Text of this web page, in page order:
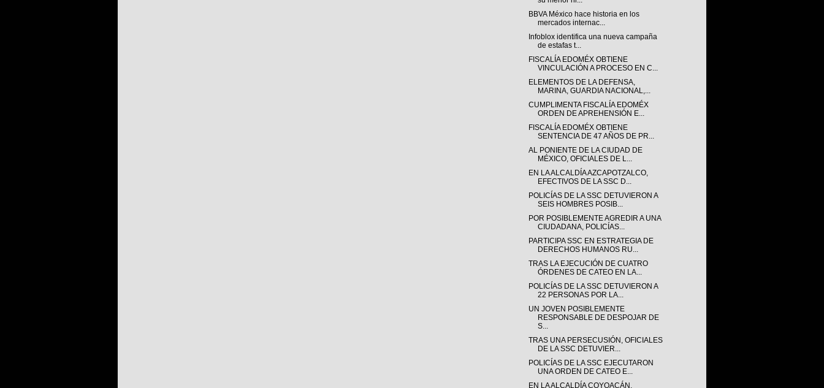
BBVA México hace historia en los
mercados internac...
Infoblox identifica una nueva campaña
de estafas t...
FISCALÍA EDOMÉX OBTIENE
VINCULACIÓN A PROCESO EN C...
ELEMENTOS DE LA DEFENSA,
MARINA, GUARDIA NACIONAL,...
CUMPLIMENTA FISCALÍA EDOMÉX
ORDEN DE APREHENSIÓN E...
FISCALÍA EDOMÉX OBTIENE
SENTENCIA DE 47 AÑOS DE PR...
AL PONIENTE DE LA CIUDAD DE
MÉXICO, OFICIALES DE L...
EN LA ALCALDÍA AZCAPOTZALCO,
EFECTIVOS DE LA SSC D...
POLICÍAS DE LA SSC DETUVIERON A
SEIS HOMBRES POSIB...
POR POSIBLEMENTE AGREDIR A UNA
CIUDADANA, POLICÍAS...
PARTICIPA SSC EN ESTRATEGIA DE
DERECHOS HUMANOS RU...
TRAS LA EJECUCIÓN DE CUATRO
ÓRDENES DE CATEO EN LA...
POLICÍAS DE LA SSC DETUVIERON A
22 PERSONAS POR LA...
UN JOVEN POSIBLEMENTE
RESPONSABLE DE DESPOJAR DE
S...
TRAS UNA PERSECUSIÓN, OFICIALES
DE LA SSC DETUVIER...
POLICÍAS DE LA SSC EJECUTARON
UNA ORDEN DE CATEO E...
EN LA ALCALDÍA COYOACÁN,